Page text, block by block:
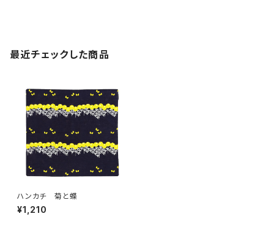
最近チェックした商品
ハンカチ 菊と蝶
¥1,210